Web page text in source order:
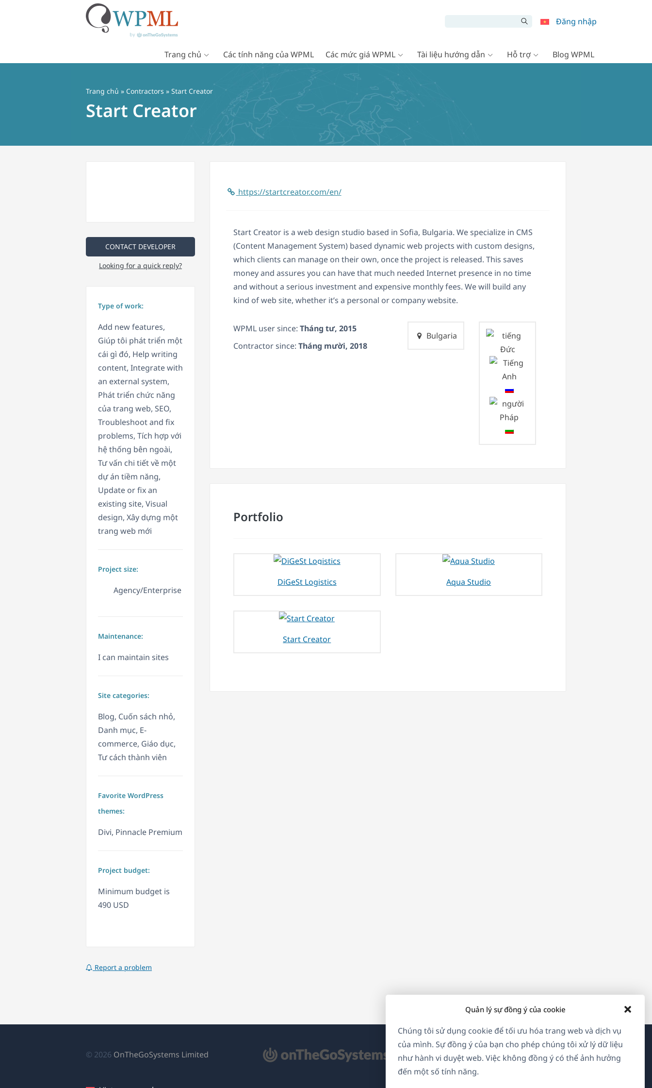
Quản lý sự đồng ý của cookie
Chúng tôi sử dụng cookie để tối ưu hóa trang web và dịch vụ
của mình. Sự đồng ý của bạn cho phép chúng tôi xử lý dữ liệu
như hành vi duyệt web. Việc không đồng ý có thể ảnh hưởng
đến một số tính năng.
Đăng nhập
Trang chủ Các tính năng của WPML Các mức giá WPML Tài liệu hướng dẫn Hỗ trợ Blog WPML
Trang chủ » Contractors » Start Creator
Start Creator
CONTACT DEVELOPER
Looking for a quick reply?
Type of work:
Add new features,
Giúp tôi phát triển một
cái gì đó, Help writing
content, Integrate with
an external system,
Phát triển chức năng
của trang web, SEO,
Troubleshoot and fix
problems, Tích hợp với
hệ thống bên ngoài,
Tư vấn chi tiết về một
dự án tiềm năng,
Update or fix an
existing site, Visual
design, Xây dựng một
trang web mới
Project size:
Agency/Enterprise
Maintenance:
I can maintain sites
Site categories:
Blog, Cuốn sách nhỏ,
Danh mục, E-
commerce, Giáo dục,
Tư cách thành viên
Favorite WordPress
themes:
Divi, Pinnacle Premium
Project budget:
Minimum budget is
490 USD
Report a problem
https://startcreator.com/en/
Start Creator is a web design studio based in Sofia, Bulgaria. We specialize in CMS
(Content Management System) based dynamic web projects with custom designs,
which clients can manage on their own, once the project is released. This saves
money and assures you can have that much needed Internet presence in no time
and without a serious investment and expensive monthly fees. We will build any
kind of web site, whether it’s a personal or company website.
WPML user since: Tháng tư, 2015
Contractor since: Tháng mười, 2018
Bulgaria
Portfolio
DiGeSt Logistics Aqua Studio
Start Creator
© 2026 OnTheGoSystems Limited
Về WPML
GDPR & Chính sách Bảo mật